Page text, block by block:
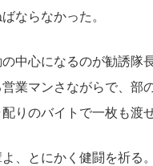
ならなかった。
中心になるのが勧誘隊
業マンさながらで、部
りのバイトで一枚も渡
、とにかく健闘を祈る